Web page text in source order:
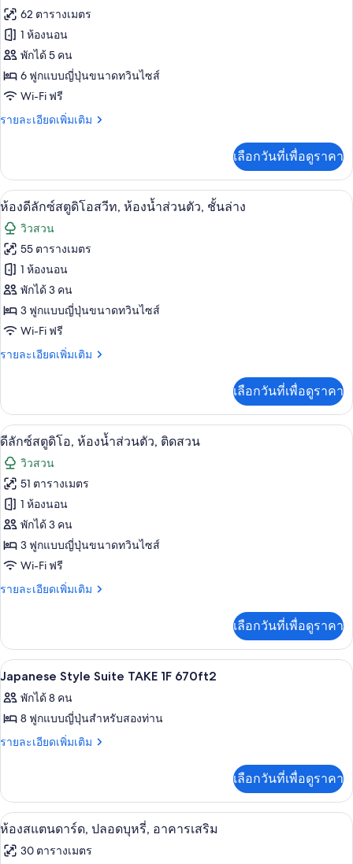
ลี่,
ปลอด
บุหรี่,
อาคาร
เสริม
ทั้งหมด
ของ
ห้อง
พรีเมียม
สวีท,
ห้องน้ำ
ตัว,
ติด
สวน
62 ตารางเมตร
1 ห้องนอน
พักได้ 5 คน
6 ฟูกแบบญี่ปุ่นขนาดทวินไซส์
Wi-Fi ฟรี
รายละเอียดเพิ่มเติม
ราย
เกี่ยว
กับ
ห้อง
พรีเมียม
สวี
ท,
ห้องน้ำ
ส่วน
ตัว,
ติด
สวน
เลือกวันที่เพื่อดูราคา
เปิด
ภาพถ่าย
ทั้งหมด
ของ
ห้อง
ดี
ลัก
ซ์
ดิ
โอ
สวีท,
ห้องน้ำ
ส่วน
ตัว,
ชั้น
ล่าง
ห้องดีลักซ์สตูดิโอสวีท, ห้องน้ำส่วนตัว,
21
ห้องดีลักซ์สตูดิโอสวีท, ห้องน้ำส่วนตัว, ชั้นล่าง
วิวสวน
55 ตารางเมตร
1 ห้องนอน
พักได้ 3 คน
3 ฟูกแบบญี่ปุ่นขนาดทวินไซส์
Wi-Fi ฟรี
รายละเอียดเพิ่มเติม
ราย
เกี่ยว
กับ
ห้อง
ลัก
ซ์
สตู
ดิ
โอ
สวี
ท,
ห้องน้ำ
ตัว,
เลือกวันที่เพื่อดูราคา
เปิด
ภาพถ่าย
ทั้งหมด
ของ
ดี
ลัก
ซ์
สตู
ห้องน้ำ
ส่วน
ตัว,
ติด
ดีลักซ์สตูดิโอ, ห้องน้ำส่วนตัว, ติดสวน
20
ดีลักซ์สตูดิโอ, ห้องน้ำส่วนตัว, ติดสวน
วิวสวน
51 ตารางเมตร
1 ห้องนอน
พักได้ 3 คน
3 ฟูกแบบญี่ปุ่นขนาดทวินไซส์
Wi-Fi ฟรี
รายละเอียดเพิ่มเติม
ราย
เกี่ยว
กับ
ดี
ซ์
สตู
โอ,
ติด
สวน
เลือกวันที่เพื่อดูราคา
เปิด
ภาพถ่าย
ทั้งหมด
ของ
Suite
TAKE
1F
670ft2
1
Japanese Style Suite TAKE 1F 670ft2
พักได้ 8 คน
8 ฟูกแบบญี่ปุ่นสำหรับสองท่าน
รายละเอียดเพิ่มเติม
ราย
เกี่ยว
กับ
Japanese
Suite
เลือกวันที่เพื่อดูราคา
เปิด
ภาพถ่าย
ห้องสแตนดาร์ด, ปลอดบุหรี่, อาคารเส
18
ห้องสแตนดาร์ด, ปลอดบุหรี่, อาคารเสริม
30 ตารางเมตร